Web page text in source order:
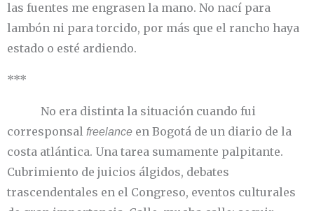
las fuentes me engrasen la mano. No nací para
lambón ni para torcido, por más que el rancho haya
estado o esté ardiendo.
***
No era distinta la situación cuando fui
corresponsal freelance en Bogotá de un diario de la
costa atlántica. Una tarea sumamente palpitante.
Cubrimiento de juicios álgidos, debates
trascendentales en el Congreso, eventos culturales